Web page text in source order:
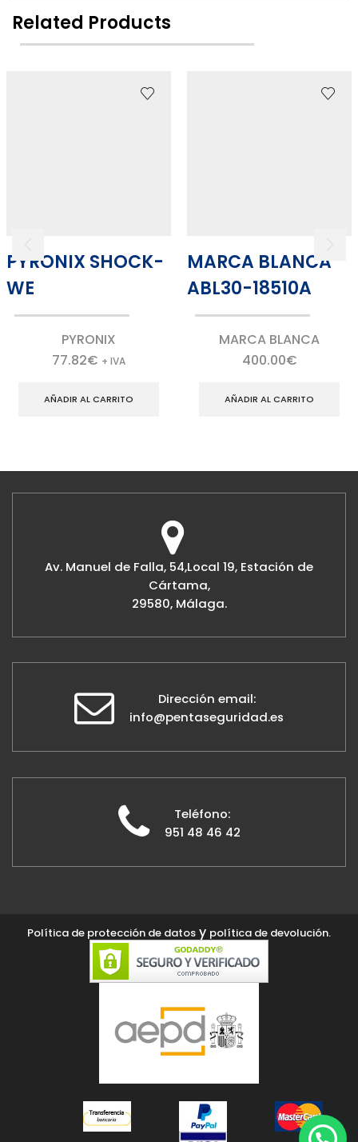
Related Products
PYRONIX SHOCK-
WE
PYRONIX
77.82€ + IVA
AÑADIR AL CARRITO
MARCA BLANCA
ABL30-18510A
MARCA BLANCA
400.00€
AÑADIR AL CARRITO
Av. Manuel de Falla, 54,Local 19, Estación de
Cártama,
29580, Málaga.
Dirección email:
info@pentaseguridad.es
Teléfono:
951 48 46 42
Política de protección de datos y política de devolución.